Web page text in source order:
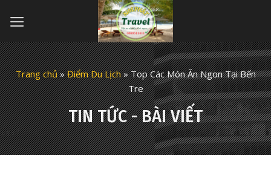
Trang chủ»Điểm Du Lịch»Top Các Món Ăn Ngon Tại Bến
Tre
TIN TỨC - BÀI VIẾT